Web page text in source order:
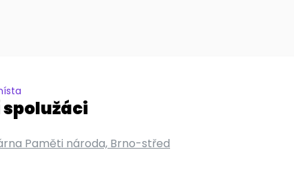
Paměti národa, Brno-střed